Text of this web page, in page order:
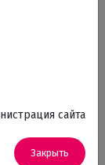
сайта
Закрыть